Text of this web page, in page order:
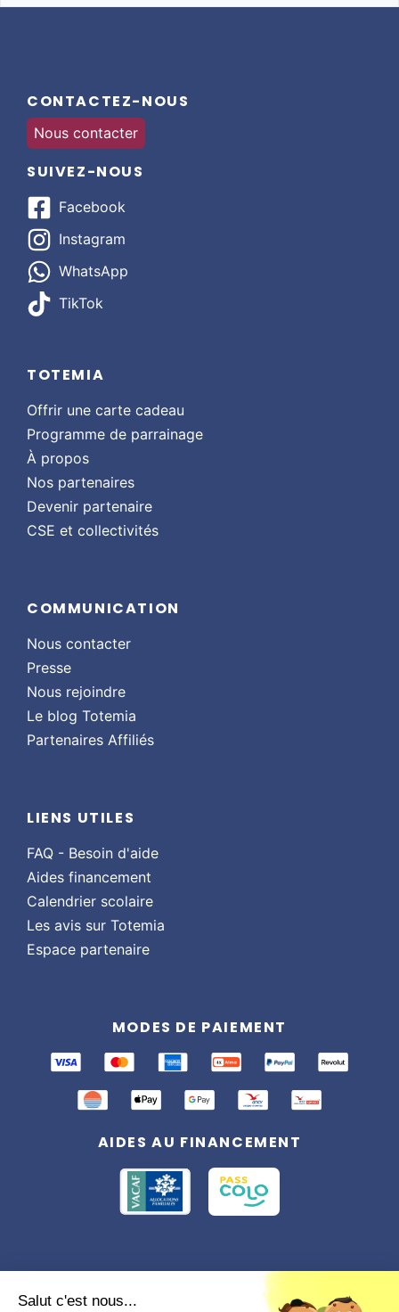
CONTACTEZ-NOUS
Nous contacter
SUIVEZ-NOUS
Facebook
Instagram
WhatsApp
TikTok
TOTEMIA
Offrir une carte cadeau
Programme de parrainage
À propos
Nos partenaires
Devenir partenaire
CSE et collectivités
COMMUNICATION
Nous contacter
Presse
Nous rejoindre
Le blog Totemia
Partenaires Affiliés
LIENS UTILES
FAQ - Besoin d'aide
Aides financement
Calendrier scolaire
Les avis sur Totemia
Espace partenaire
MODES DE PAIEMENT
AIDES AU FINANCEMENT
Conformément à la réglementation applicable en matière de données
personnelles, vous disposez d'un droit d'accès, de rectification et
d'effacement, du droit à la limitation du traitement des données vous
Salut c'est nous...